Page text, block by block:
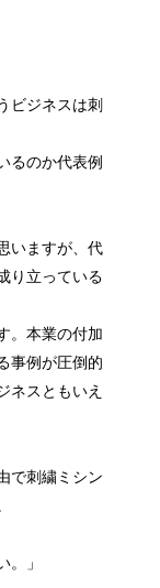
ビジネスは刺
るのか代表例
いますが、代
り立っている
。本業の付加
事例が圧倒的
ネスともいえ
で刺繍ミシン
。」